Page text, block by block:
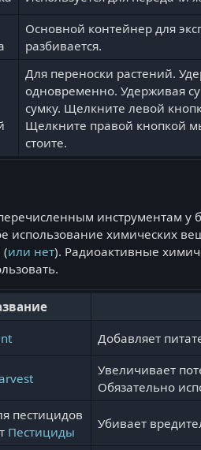
Основной контейнер для
разбивается.
Для переноски растений.
одновременно. Удерживая
сумку. Щелкните левой
Щелкните правой кнопкой
стоите.
инструментам у
использование химических
(или нет). Радиоактивные
Добавляет
Увеличивает
Обязательно
пестицидов
Пестициды
Убивает